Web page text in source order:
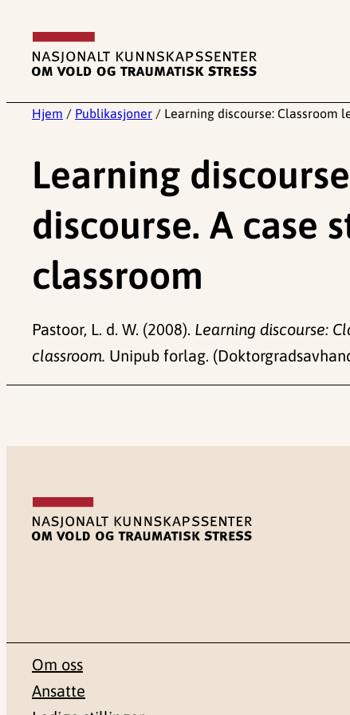
innhold
Hjem / Publikasjoner / Learning discourse: Classroom
Learning
discourse. A case
classroom
Pastoor, L. d. W. (2008). Learning discourse:
classroom. Unipub forlag.
Om oss
Ansatte